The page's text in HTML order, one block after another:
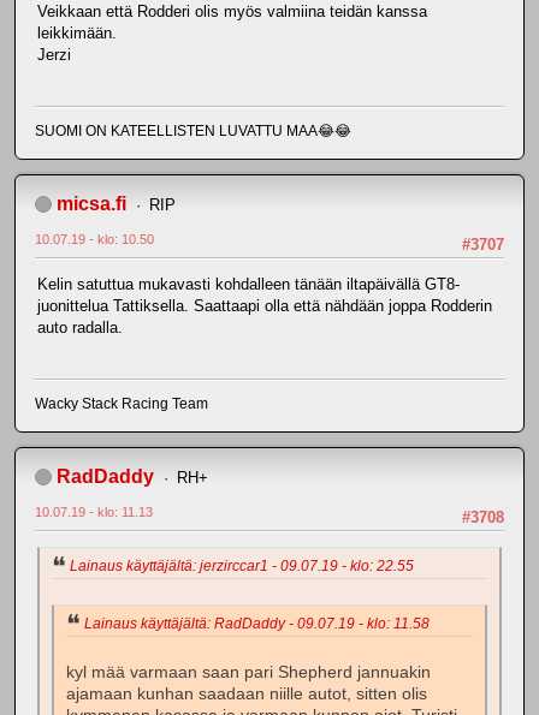
Veikkaan että Rodderi olis myös valmiina teidän kanssa
leikkimään.
Jerzi
SUOMI ON KATEELLISTEN LUVATTU MAA😂😂
micsa.fi RIP
#3707
10.07.19 - klo: 10.50
Kelin satuttua mukavasti kohdalleen tänään iltapäivällä GT8-
juonittelua Tattiksella. Saattaapi olla että nähdään joppa Rodderin
auto radalla.
Wacky Stack Racing Team
RadDaddy RH+
#3708
10.07.19 - klo: 11.13
Lainaus käyttäjältä: jerzirccar1 - 09.07.19 - klo: 22.55
Lainaus käyttäjältä: RadDaddy - 09.07.19 - klo: 11.58
kyl mää varmaan saan pari Shepherd jannuakin
ajamaan kunhan saadaan niille autot, sitten olis